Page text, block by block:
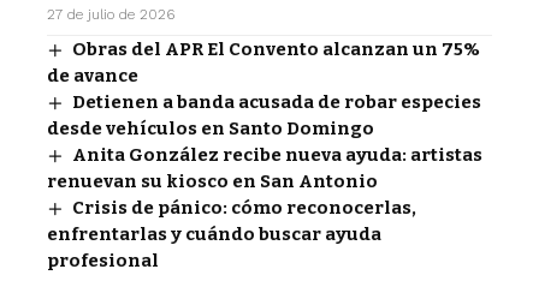
27 de julio de 2026
Obras del APR El Convento alcanzan un 75%
de avance
Detienen a banda acusada de robar especies
desde vehículos en Santo Domingo
Anita González recibe nueva ayuda: artistas
renuevan su kiosco en San Antonio
Crisis de pánico: cómo reconocerlas,
enfrentarlas y cuándo buscar ayuda
profesional